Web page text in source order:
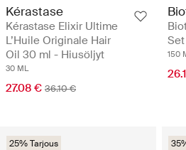
Kérastase
Kérastase Elixir Ultime
L’Huile Originale Hair
Oil 30 ml - Hiusöljyt
30 ML
27.08 € 36.10 €
150
25% Tarjous